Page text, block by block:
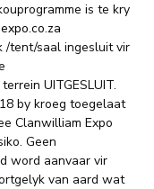
is te kry
/tent/saal ingesluit vir
UITGESLUIT.
by kroeg toegelaat
Clanwilliam Expo
Geen
word aanvaar vir
van aard wat